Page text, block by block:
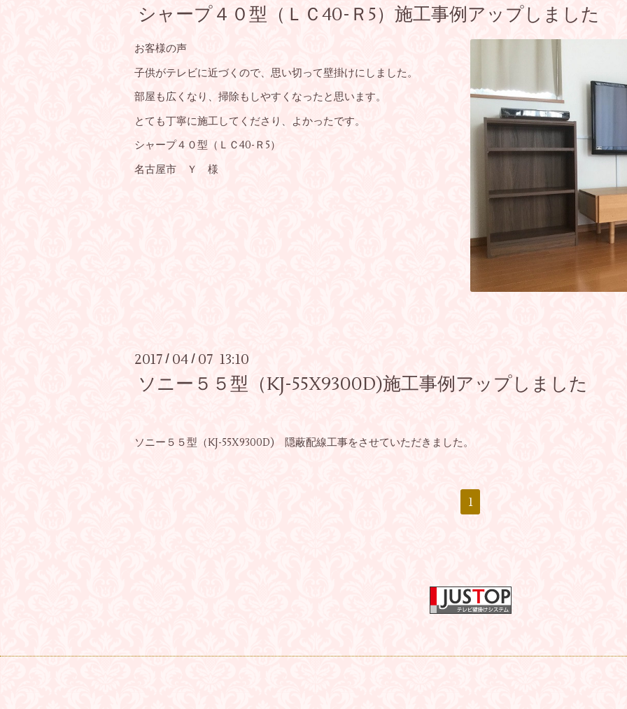
シャープ４０型（ＬＣ40-Ｒ5）施工事例アップしました
お客様の声
子供がテレビに近づくので、思い切って壁掛けにしました。
部屋も広くなり、掃除もしやすくなったと思います。
とても丁寧に施工してくださり、よかったです。
シャープ４０型（ＬＣ40-Ｒ5）
名古屋市 Ｙ 様
2017 / 04 / 07 13:10
ソニー５５型（KJ-55X9300D)施工事例アップしました
ソニー５５型（KJ-55X9300D) 隠蔽配線工事をさせていただきました。
1